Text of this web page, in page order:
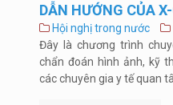
DẪN HƯỚNG CỦA
Hội nghị trong nước
Đây là chương trình
chẩn đoán hình ảnh, kỹ
các chuyên gia y tế quan